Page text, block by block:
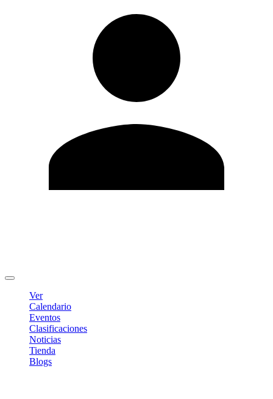
Ver
Calendario
Eventos
Clasificaciones
Noticias
Tienda
Blogs